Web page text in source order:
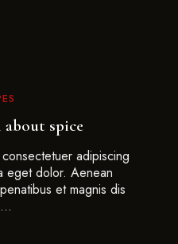
spice
adipiscing
eget dolor. Aenean
et magnis dis
…